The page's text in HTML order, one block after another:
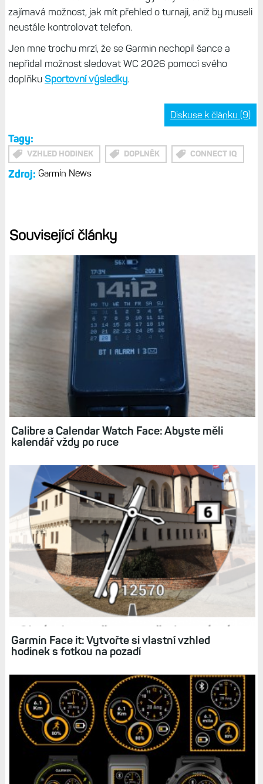
zajímavá možnost, jak mít přehled o turnaji, aniž by museli
neustále kontrolovat telefon.
Jen mne trochu mrzí, že se Garmin nechopil šance a
nepřidal možnost sledovat WC 2026 pomocí svého
doplňku Sportovní výsledky.
Diskuse k článku (9)
Tagy:
VZHLED HODINEK DOPLNĚK CONNECT IQ
Zdroj: Garmin News
Související články
Calibre a Calendar Watch Face: Abyste měli
kalendář vždy po ruce